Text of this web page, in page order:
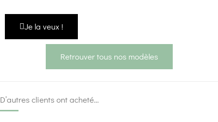
Je la veux !
Retrouver tous nos modèles
D’autres clients ont acheté…